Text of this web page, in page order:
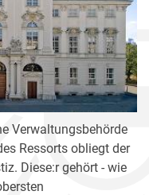
Verwaltungsbehörde
Ressorts obliegt der
Diese:r gehört - wie